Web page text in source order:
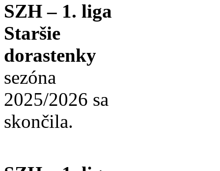
SZH – 1. liga
Staršie
dorastenky
sezóna
2025/2026 sa
skončila.